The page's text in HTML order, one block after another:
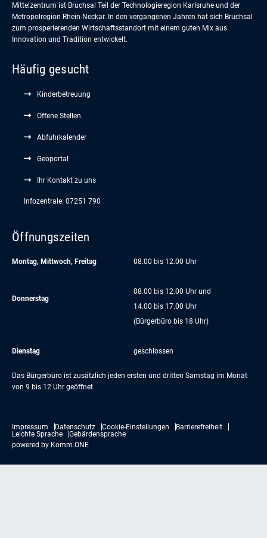
Mittelzentrum ist Bruchsal Teil der Technologieregion Karlsruhe und der
Metropolregion Rhein-Neckar. In den vergangenen Jahren hat sich Bruchsal
zum prosperierenden Wirtschaftsstandort mit einem guten Mix aus
Innovation und Tradition entwickelt.
Häufig gesucht
Kinderbetreuung
Offene Stellen
Abfuhrkalender
Geoportal
Ihr Kontakt zu uns
Infozentrale: 07251 790
Öffnungszeiten
Montag, Mittwoch, Freitag 08.00 bis 12.00 Uhr
Donnerstag
08.00 bis 12.00 Uhr und
14.00 bis 17.00 Uhr
(Bürgerbüro bis 18 Uhr)
Dienstag geschlossen
Das Bürgerbüro ist zusätzlich jeden ersten und dritten Samstag im Monat
von 9 bis 12 Uhr geöffnet.
Impressum Datenschutz Cookie-Einstellungen
Barrierefreiheit
Leichte Sprache
Gebärdensprache
powered by Komm.ONE